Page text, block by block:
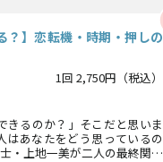
？】恋転機・時期・押しの
1回 2,750円（税込）
きるのか？」そこだと思いま
あなたをどう思っているの
上地一美が二人の最終関係